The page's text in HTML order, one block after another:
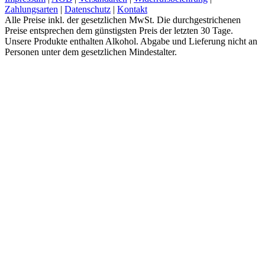
Zahlungsarten | Datenschutz | Kontakt
Alle Preise inkl. der gesetzlichen MwSt. Die durchgestrichenen
Preise entsprechen dem günstigsten Preis der letzten 30 Tage.
Unsere Produkte enthalten Alkohol. Abgabe und Lieferung nicht an
Personen unter dem gesetzlichen Mindestalter.